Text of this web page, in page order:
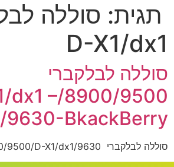
תגית: סוללה
D-X1/dx1
סוללה לבלקברי
D-X1/dx1 –
/9630-BkackBerry – לחץ כאן
סוללה לבלקברי BkackBerry 8900/9500/D-X1/dx1/9630